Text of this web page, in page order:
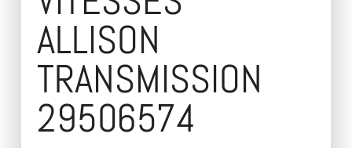
ALLISON
TRANSMISSION
29506574